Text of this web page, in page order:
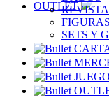
OUTLET
SETS Y